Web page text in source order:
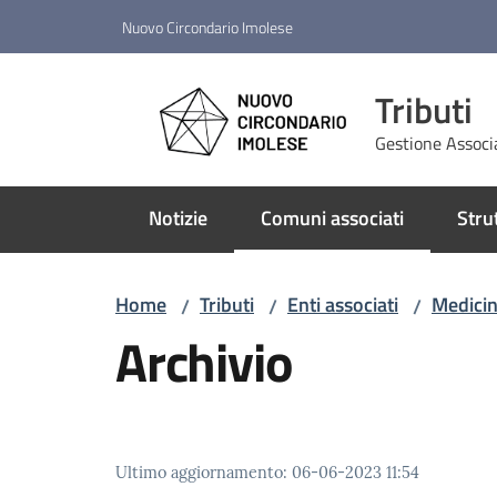
Nuovo Circondario Imolese
Tributi
Gestione
Notizie Comuni associati
Menu selezionato
Home / Tributi / Enti associati /
Archivio
Ultimo aggiornamento: 06-06-2023 11:54